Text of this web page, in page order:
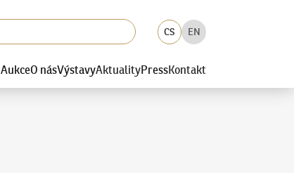
CS EN
AukceO násVýstavyAktualityPressKontakt